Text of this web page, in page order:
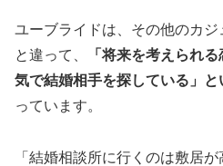
ユーブライドは、その他のカジ
と違って、
「将来を考えられ
気で結婚相手を探している」
っています。
「結婚相談所に行くのは敷居